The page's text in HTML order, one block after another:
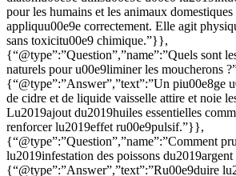
pour les humains et les animaux
appliquu00e9e correctement. Elle agit
sans toxicitu00e9 chimique.”}},
{“@type”:”Question”,”name”:”Quels sont
naturels pour u00e9liminer les moucherons
{“@type”:”Answer”,”text”:”Un piu00e8ge
de cidre et de liquide vaisselle attire et noie
Lu2019ajout du2019huiles essentielles
renforcer lu2019effet ru00e9pulsif.”}},
{“@type”:”Question”,”name”:”Comment
lu2019infestation des poissons
{“@type”:”Answer”,”text”:”Ru00e9duire